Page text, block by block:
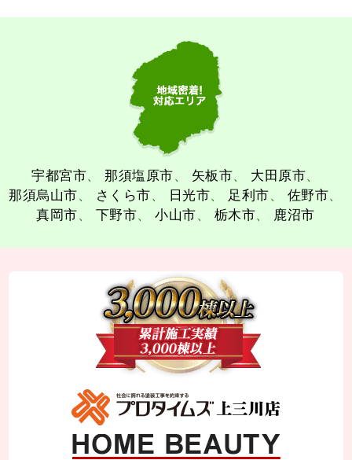
宇都宮市 那須塩原市 矢板市
大田原市
那須烏山市
さくら市 日光市 足利市
佐野市
真岡市
下野市 小山市 栃木市 鹿沼市